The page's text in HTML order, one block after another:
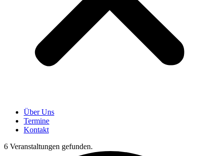
Über Uns
Termine
Kontakt
6 Veranstaltungen gefunden.